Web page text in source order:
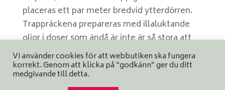
placeras ett par meter bredvid ytterdörren.
Trappräckena prepareras med illaluktande
oljor i doser som ändå är inte är så stora att
sanering rings in. Ja, alla fattar redan
poängen, jag vet.
Vi använder cookies för att webbutiken ska fungera
korrekt. Genom att klicka på “godkänn” ger du ditt
medgivande till detta.